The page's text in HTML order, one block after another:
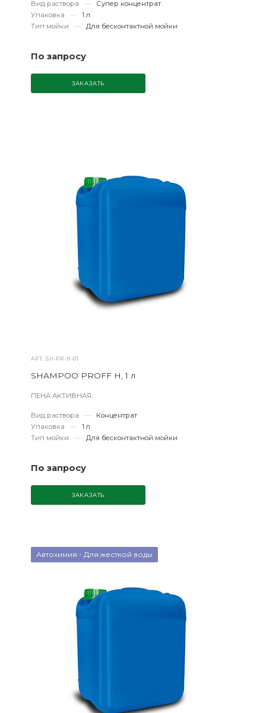
Вид раствора —
Супер концентрат
Упаковка
—
1 л
Тип мойки
— Для бесконтактной мойки
По запросу
ЗАКАЗАТЬ
АРТ.SH-PR-H-01
SHAMPOO PROFF H, 1 л
ПЕНА АКТИВНАЯ.
Вид раствора —
Концентрат
Упаковка
—
1 л
Тип мойки
— Для бесконтактной мойки
По запросу
ЗАКАЗАТЬ
Автохимия - Для жесткой воды